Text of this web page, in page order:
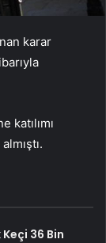
karar
katılımı
36 Bin